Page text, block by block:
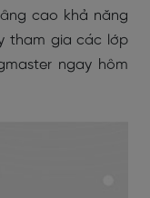
cao khả năng
tham gia các lớp
ngay hôm